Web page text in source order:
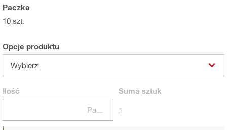
Paczka
10 szt.
Opcje produktu
Wybierz
Ilość Suma sztuk
1